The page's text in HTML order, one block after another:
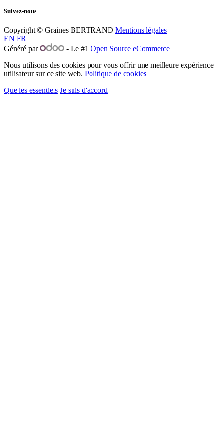
Suivez-nous
Copyright © Graines BERTRAND Mentions légales
EN FR
Généré par
- Le #1 Open Source eCommerce
Nous utilisons des cookies pour vous offrir une meilleure expérience
utilisateur sur ce site web. Politique de cookies
Que les essentiels Je suis d'accord